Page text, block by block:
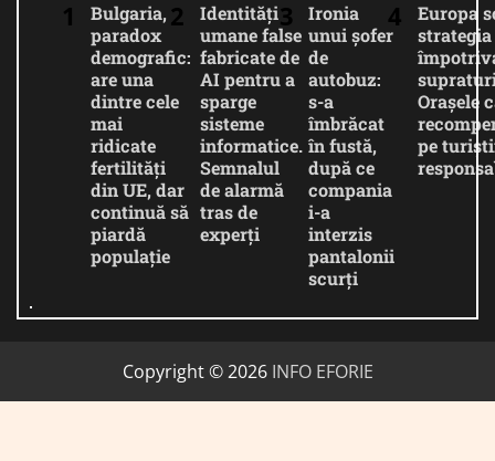
Bulgaria,
paradox
demografic:
are una
dintre cele
mai
ridicate
fertilități
din UE, dar
continuă să
piardă
populație
Identități
umane false
fabricate de
AI pentru a
sparge
sisteme
informatice.
Semnalul
de alarmă
tras de
experți
Ironia
unui șofer
de
autobuz:
s-a
îmbrăcat
în fustă,
după ce
compania
i-a
interzis
pantalonii
scurți
Europa
strategia
Orașele
pe
Copyright © 2026 INFO EFORIE